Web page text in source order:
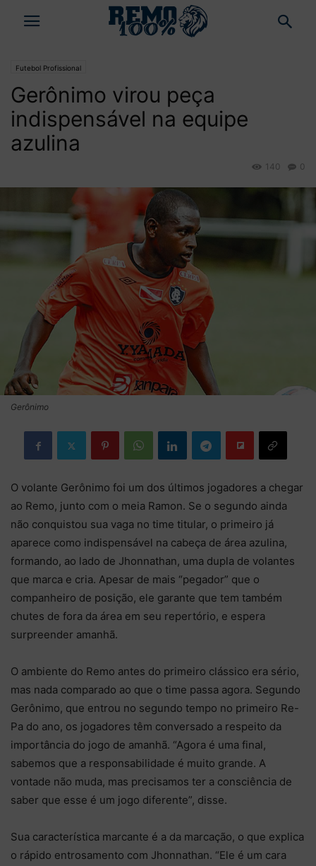
Futebol Profissional
Gerônimo virou peça
indispensável na equipe
azulina
0
140
Gerônimo
O volante Gerônimo foi um dos últimos jogadores a chegar
ao Remo, junto com o meia Ramon. Se o segundo ainda
não conquistou sua vaga no time titular, o primeiro já
aparece como indispensável na cabeça de área azulina,
formando, ao lado de Jhonnathan, uma dupla de volantes
que marca e cria. Apesar de mais “pegador” que o
companheiro de posição, ele garante que tem também
chutes de fora da área em seu repertório, e espera
surpreender amanhã.
O ambiente do Remo antes do primeiro clássico era sério,
mas nada comparado ao que o time passa agora. Segundo
Gerônimo, que entrou no segundo tempo no primeiro Re-
Pa do ano, os jogadores têm conversado a respeito da
importância do jogo de amanhã. “Agora é uma final,
sabemos que a responsabilidade é muito grande. A
vontade não muda, mas precisamos ter a consciência de
saber que esse é um jogo diferente”, disse.
Sua característica marcante é a da marcação, o que explica
o rápido entrosamento com Jhonnathan. “Ele é um cara